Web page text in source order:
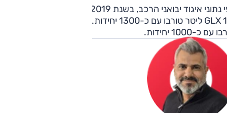
עם כ-1000 יחידות.